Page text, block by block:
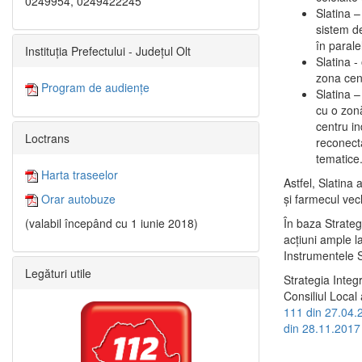
Slatina
sistem
în
Slatina -
zona
Slatina
cu o
centru
tematice.
Astfel, Slatina
şi farmecul
În baza
acţiuni ample
Instrumentele
Strategia
Consiliul
111 din
din 28.11.2017
Instituția Prefectului - Județul Olt
Program de audiențe
Loctrans
Harta traseelor
Orar autobuze
(valabil începând cu 1 iunie 2018)
Legături utile